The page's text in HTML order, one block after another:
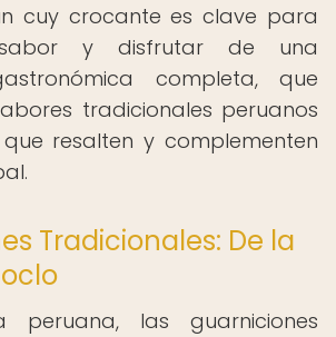
cuy crocante es clave para
y disfrutar de una
completa, que
tradicionales peruanos
resalten y complementen
Tradicionales: De la
peruana, las guarniciones